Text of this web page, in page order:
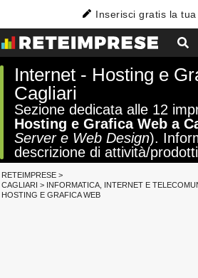
Inserisci gratis la tua
Internet - Hosting e
Cagliari
Sezione dedicata alle 12
Hosting e Grafica Web a
Server e Web Design).
descrizione di attività/
RETEIMPRESE >
CAGLIARI > INFORMATICA, INTERNET E
HOSTING E GRAFICA WEB